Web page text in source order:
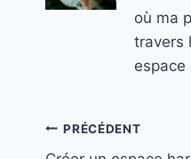
où ma
travers
espace
Navigation
PRÉCÉDENT